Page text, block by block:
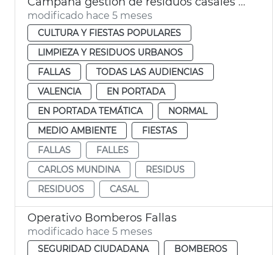
modificado hace 5 meses
CULTURA Y FIESTAS POPULARES
LIMPIEZA Y RESIDUOS URBANOS
FALLAS
TODAS LAS AUDIENCIAS
VALENCIA
EN PORTADA
EN PORTADA TEMÁTICA
NORMAL
MEDIO AMBIENTE
FIESTAS
FALLAS
FALLES
CARLOS MUNDINA
RESIDUS
RESIDUOS
CASAL
Operativo Bomberos Fallas
modificado hace 5 meses
SEGURIDAD CIUDADANA
BOMBEROS